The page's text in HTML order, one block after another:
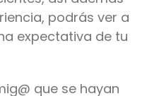
podrás ver a
expectativa de tu
que se hayan